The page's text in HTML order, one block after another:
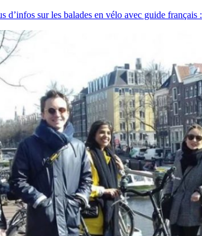
d’infos sur les balades en vélo avec guide français :